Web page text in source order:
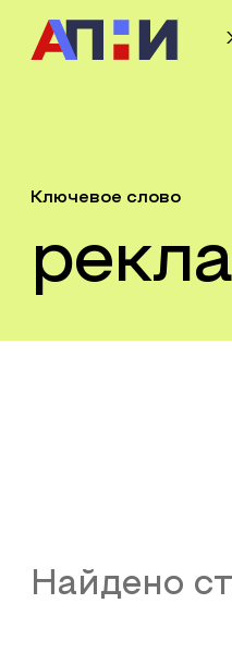
Ключевое слово
Найдено